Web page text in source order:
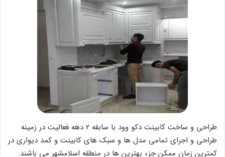
طراحی و ساخت کابینت دکو وود با سابقه 2 دهه فعالیت در زمینه
طراحی و اجرای تمامی مدل ها و سبک های کابینت و کمد دیواری در
کمترین زمان ممکن جزء بهترین ها در منطقه اسلامشهر می باشند.